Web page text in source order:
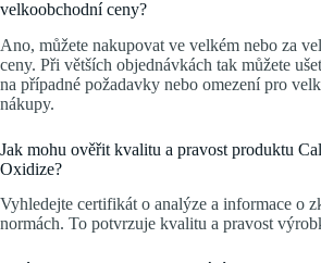
velkoobchodní ceny?
Ano, můžete nakupovat ve velkém nebo za
ceny. Při větších objednávkách tak můžete
na případné požadavky nebo omezení pro
nákupy.
Jak mohu ověřit kvalitu a pravost produktu
Oxidize?
Vyhledejte certifikát o analýze a informace o
normách. To potvrzuje kvalitu a pravost